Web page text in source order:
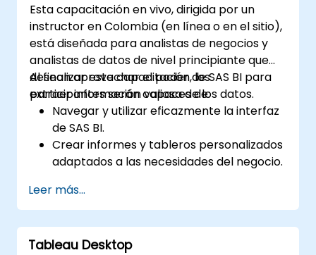
Esta capacitación en vivo, dirigida por un
instructor en Colombia (en línea o en el sitio),
está diseñada para analistas de negocios y
analistas de datos de nivel principiante que
desean aprovechar el poder de SAS BI para
extraer información valiosa de los datos.
Al finalizar esta capacitación, los
participantes serán capaces de:
Navegar y utilizar eficazmente la interfaz
de SAS BI.
Crear informes y tableros personalizados
adaptados a las necesidades del negocio.
herramientas de BI.
Aprovechar características avanzadas
para una exploración exhaustiva de los
datos.
Leer más...
Tableau Desktop